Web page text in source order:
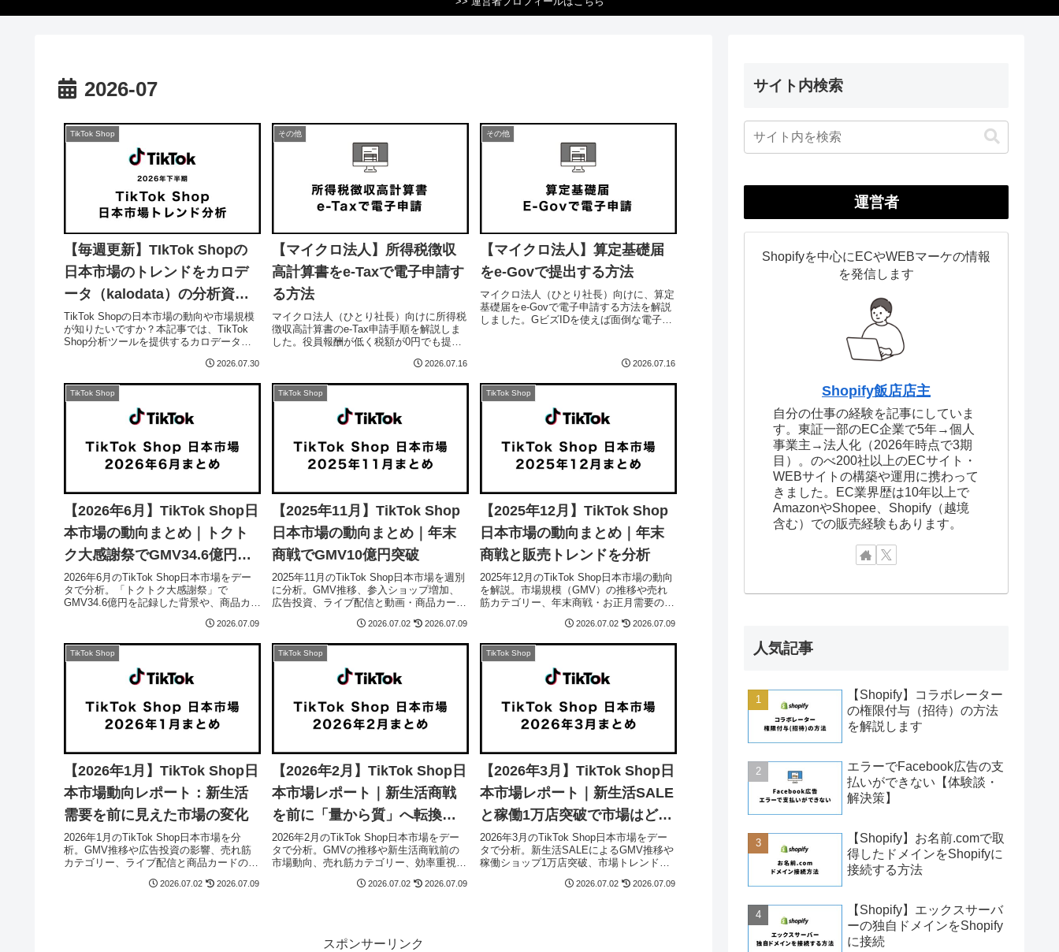
2026-07
TikTok Shop
【毎週更新】TIkTok Shopの
日本市場のトレンドをカロデ
ータ（kalodata）の分析資料
から考察する（2026年7月〜12
月）
TikTok Shopの日本市場の動向や市場規模
が知りたいですか？本記事では、TikTok
Shop分析ツールを提供するカロデータ
TikTok Shopの日本市場を分析します。
2026.07.30
その他
【マイクロ法人】所得税徴収
高計算書をe-Taxで電子申請す
る方法
マイクロ法人（ひとり社長）向けに所得税
徴収高計算書のe-Tax申請手順を解説しま
した。役員報酬が低く税額が0円でも提出
やすい「人員」欄の注意点も画像付きで紹
2026.07.16
その他
【マイクロ法人】算定基礎届
をe-Govで提出する方法
マイクロ法人（ひとり社長）向けに、算定
基礎届をe-Govで電子申請する方法を解説
しました。GビズIDを使えば面倒な電子証
2026.07.16
TikTok Shop
【2026年6月】TikTok Shop日
本市場の動向まとめ｜トクト
ク大感謝祭でGMV34.6億円突
破
2026年6月のTikTok Shop日本市場をデー
タで分析。「トクトク大感謝祭」で
GMV34.6億円を記録した背景や、商品カー
い、売れ筋カテゴリーや今後の運用ポイン
2026.07.09
TikTok Shop
【2025年11月】TikTok Shop
日本市場の動向まとめ｜年末
商戦でGMV10億円突破
2025年11月のTikTok Shop日本市場を週別
に分析。GMV推移、参入ショップ増加、
広告投資、ライブ配信と動画・商品カード
レンドと運用戦略をまとめた市場レポート
2026.07.02 2026.07.09
TikTok Shop
【2025年12月】TikTok Shop
日本市場の動向まとめ｜年末
商戦と販売トレンドを分析
2025年12月のTikTok Shop日本市場の動向
を解説。市場規模（GMV）の推移や売れ
筋カテゴリー、年末商戦・お正月需要の変
タをもとに分かりやすくまとめています。
2026.07.02 2026.07.09
TikTok Shop
【2026年1月】TikTok Shop日
本市場動向レポート：新生活
需要を前に見えた市場の変化
2026年1月のTikTok Shop日本市場を分
析。GMV推移や広告投資の影響、売れ筋
カテゴリー、ライブ配信と商品カードの使
2026.07.02 2026.07.09
TikTok Shop
【2026年2月】TikTok Shop日
本市場レポート｜新生活商戦
を前に「量から質」へ転換し
た1か月
2026年2月のTikTok Shop日本市場をデー
タで分析。GMVの推移や新生活商戦前の
市場動向、売れ筋カテゴリー、効率重視の
を詳しく解説します。2026.07.02 2026.07.09
TikTok Shop
【2026年3月】TikTok Shop日
本市場レポート｜新生活SALE
と稼働1万店突破で市場はどう
変わった？
2026年3月のTikTok Shop日本市場をデー
タで分析。新生活SALEによるGMV推移や
稼働ショップ1万店突破、市場トレンド、
で詳しく解説します。2026.07.02 2026.07.09
スポンサーリンク
サイト内検索
運営者
Shopifyを中心にECやWEBマーケの情報
を発信します
Shopify飯店店主
自分の仕事の経験を記事にしていま
す。東証一部のEC企業で5年→個人
事業主→法人化（2026年時点で3期
目）。のべ200社以上のECサイト・
WEBサイトの構築や運用に携わって
きました。EC業界歴は10年以上で
AmazonやShopee、Shopify（越境
含む）での販売経験もあります。
人気記事
【Shopify】コラボレーター
の権限付与（招待）の方法
を解説します
エラーでFacebook広告の支
払いができない【体験談・
解決策】
【Shopify】お名前.comで取
得したドメインをShopifyに
接続する方法
【Shopify】エックスサーバ
ーの独自ドメインをShopify
に接続